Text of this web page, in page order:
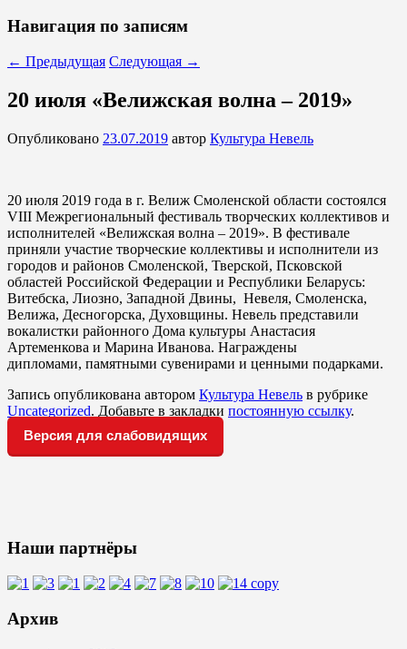
Навигация по записям
← Предыдущая Следующая →
20 июля «Велижская волна – 2019»
Опубликовано 23.07.2019 автор Культура Невель
20 июля 2019 года в г. Велиж Смоленской области состоялся
VIII Межрегиональный фестиваль творческих коллективов и
исполнителей «Велижская волна – 2019». В фестивале
приняли участие творческие коллективы и исполнители из
городов и районов Смоленской, Тверской, Псковской
областей Российской Федерации и Республики Беларусь:
Витебска, Лиозно, Западной Двины, Невеля, Смоленска,
Велижа, Десногорска, Духовщины. Невель представили
вокалистки районного Дома культуры Анастасия
Артеменкова и Марина Иванова. Награждены
дипломами, памятными сувенирами и ценными подарками.
Запись опубликована автором Культура Невель в рубрике
Uncategorized. Добавьте в закладки постоянную ссылку.
Версия для слабовидящих
Наши партнёры
Архив